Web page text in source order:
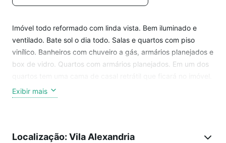
Imóvel todo reformado com linda vista. Bem iluminado e
ventilado. Bate sol o dia todo. Salas e quartos com piso
vinílico. Banheiros com chuveiro a gás, armários planejados e
box de vidro. Quartos com armários planejados. Em um dos
A cozinha tem armários planejados e ficará com o fogão. O
quarto de serviço tem armários planejados. A lavanderia tem
Exibir mais
Localização: Vila Alexandria